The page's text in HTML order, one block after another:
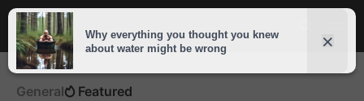
General Featured